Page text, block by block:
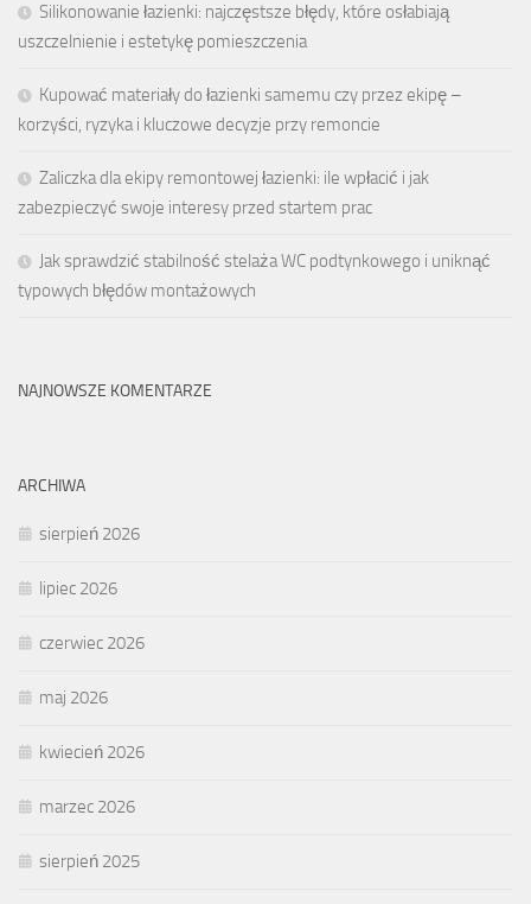
Silikonowanie łazienki: najczęstsze błędy, które osłabiają
uszczelnienie i estetykę pomieszczenia
Kupować materiały do łazienki samemu czy przez ekipę –
korzyści, ryzyka i kluczowe decyzje przy remoncie
Zaliczka dla ekipy remontowej łazienki: ile wpłacić i jak
zabezpieczyć swoje interesy przed startem prac
Jak sprawdzić stabilność stelaża WC podtynkowego i uniknąć
typowych błędów montażowych
NAJNOWSZE KOMENTARZE
ARCHIWA
sierpień 2026
lipiec 2026
czerwiec 2026
maj 2026
kwiecień 2026
marzec 2026
sierpień 2025